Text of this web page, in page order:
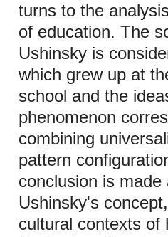
turns to the
of education. The
Ushinsky is
which grew up at
school and the
phenomenon
combining
pattern
conclusion is
Ushinsky's
cultural contexts of